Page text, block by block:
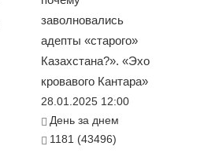
заволновались
адепты «старого»
Казахстана?». «Эхо
кровавого Кантара»
28.01.2025 12:00
День за днем
1181 (43496)